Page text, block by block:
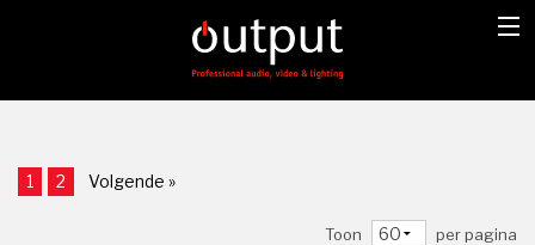
1 2 Volgende »
Toon per pagina